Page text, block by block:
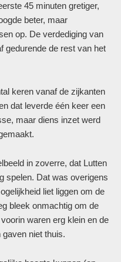
45 minuten gretiger,
beter, maar
op. De verdediging van
gedurende de rest van het
keren vanaf de zijkanten
dat leverde één keer een
maar diens inzet werd
in zoverre, dat Lutten
spelen. Dat was overigens
liet liggen om de
bleek onmachtig om de
waren erg klein en de
niet thuis.